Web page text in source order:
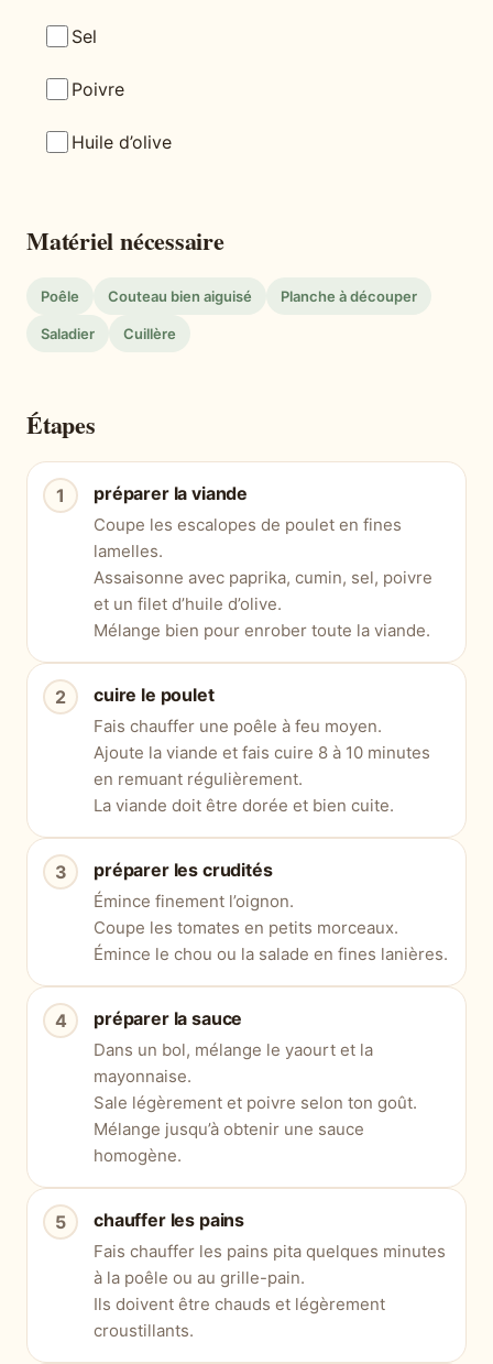
Sel
Poivre
Huile d’olive
Matériel nécessaire
Poêle Couteau bien aiguisé Planche à découper
Saladier Cuillère
Étapes
préparer la viande
Coupe les escalopes de poulet en fines
lamelles.
Assaisonne avec paprika, cumin, sel, poivre
et un filet d’huile d’olive.
Mélange bien pour enrober toute la viande.
cuire le poulet
Fais chauffer une poêle à feu moyen.
Ajoute la viande et fais cuire 8 à 10 minutes
en remuant régulièrement.
La viande doit être dorée et bien cuite.
préparer les crudités
Émince finement l’oignon.
Coupe les tomates en petits morceaux.
Émince le chou ou la salade en fines lanières.
préparer la sauce
Dans un bol, mélange le yaourt et la
mayonnaise.
Sale légèrement et poivre selon ton goût.
Mélange jusqu’à obtenir une sauce
homogène.
chauffer les pains
Fais chauffer les pains pita quelques minutes
à la poêle ou au grille-pain.
Ils doivent être chauds et légèrement
croustillants.